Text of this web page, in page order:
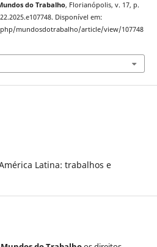
do Trabalho, Florianópolis, v. 17, p.
Disponível em:
mundosdotrabalho/article/view/107748
Latina: trabalhos e